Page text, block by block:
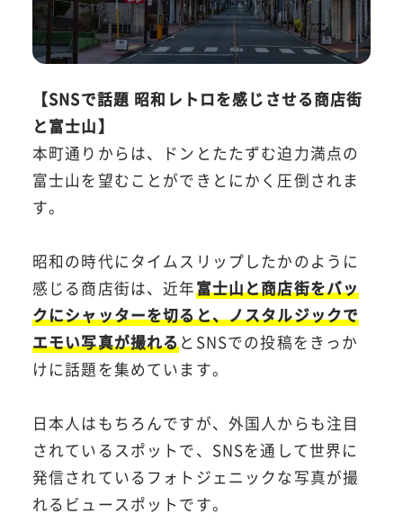
【SNSで話題 昭和レトロを感じさせる商店街
と富士山】
本町通りからは、ドンとたたずむ迫力満点の
富士山を望むことができとにかく圧倒されま
す。
昭和の時代にタイムスリップしたかのように
感じる商店街は、近年富士山と商店街をバッ
クにシャッターを切ると、ノスタルジックで
エモい写真が撮れるとSNSでの投稿をきっか
けに話題を集めています。
日本人はもちろんですが、外国人からも注目
されているスポットで、SNSを通して世界に
発信されているフォトジェニックな写真が撮
れるビュースポットです。